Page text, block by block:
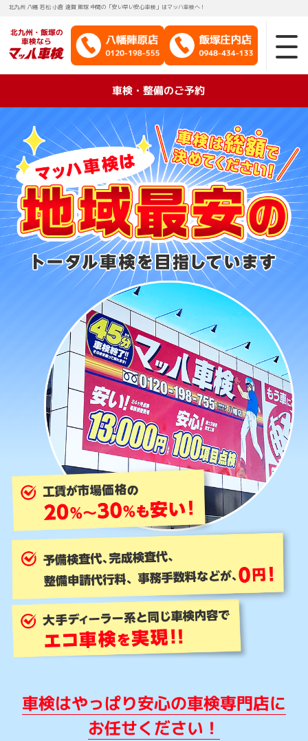
北九州 八幡 若松 小倉 遠賀 飯塚 中間の「安い早い安心車検」はマッハ車検へ！
北九州・飯塚の
車検なら
車検・整備のご予約
車検はやっぱり安心の車検専門店に
お任せください！